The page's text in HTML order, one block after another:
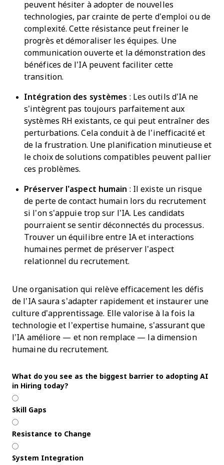
peuvent hésiter à adopter de nouvelles
technologies, par crainte de perte d’emploi ou de
complexité. Cette résistance peut freiner le
progrès et démoraliser les équipes. Une
communication ouverte et la démonstration des
bénéfices de l’IA peuvent faciliter cette
transition.
Intégration des systèmes : Les outils d’IA ne
s’intègrent pas toujours parfaitement aux
systèmes RH existants, ce qui peut entraîner des
perturbations. Cela conduit à de l’inefficacité et
de la frustration. Une planification minutieuse et
le choix de solutions compatibles peuvent pallier
ces problèmes.
Préserver l’aspect humain : Il existe un risque
de perte de contact humain lors du recrutement
si l’on s’appuie trop sur l’IA. Les candidats
pourraient se sentir déconnectés du processus.
Trouver un équilibre entre IA et interactions
humaines permet de préserver l’aspect
relationnel du recrutement.
Une organisation qui relève efficacement les défis
de l’IA saura s’adapter rapidement et instaurer une
culture d’apprentissage. Elle valorise à la fois la
technologie et l’expertise humaine, s’assurant que
l’IA améliore — et non remplace — la dimension
humaine du recrutement.
What do you see as the biggest barrier to adopting AI
in Hiring today?
Skill Gaps
Resistance to Change
System Integration